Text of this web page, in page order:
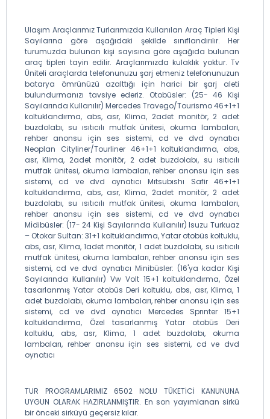
Ulaşım Araçlarımız Turlarımızda Kullanılan Araç Tipleri Kişi
Sayılarına göre aşağıdaki şekilde sınıflandırılır. Her
turumuzda bulunan kişi sayısına göre aşağıda bulunan
araç tipleri tayin edilir. Araçlarımızda kulaklık yoktur. Tv
Üniteli araçlarda telefonunuzu şarj etmeniz telefonunuzun
batarya ömrünüzü azalttığı için harici bir şarj aleti
bulundurmanızı tavsiye ederiz. Otobüsler: (25- 46 Kişi
Sayılarında Kullanılır) Mercedes Travego/Tourismo 46+1+1
koltuklandırma, abs, asr, Klima, 2adet monitör, 2 adet
buzdolabı, su ısıtıcılı mutfak ünitesi, okuma lambaları,
rehber anonsu için ses sistemi, cd ve dvd oynatıcı
Neoplan Cityliner/Tourliner 46+1+1 koltuklandırma, abs,
asr, Klima, 2adet monitör, 2 adet buzdolabı, su ısıtıcılı
mutfak ünitesi, okuma lambaları, rehber anonsu için ses
sistemi, cd ve dvd oynatıcı Mıtsubıshı Safir 46+1+1
koltuklandırma, abs, asr, Klima, 2adet monitör, 2 adet
buzdolabı, su ısıtıcılı mutfak ünitesi, okuma lambaları,
rehber anonsu için ses sistemi, cd ve dvd oynatıcı
Mİdibüsler: (17- 24 Kişi Sayılarında Kullanılır) Isuzu Turkuaz
– Otokar Sultan: 31+1 koltuklandırma, Yatar otobüs koltuklu,
abs, asr, Klima, 1adet monitör, 1 adet buzdolabı, su ısıtıcılı
mutfak ünitesi, okuma lambaları, rehber anonsu için ses
sistemi, cd ve dvd oynatıcı Minibüsler: (16'ya kadar Kişi
Sayılarında Kullanılır) Vw Volt 15+1 koltuklandırma, Özel
tasarlanmış Yatar otobüs Deri koltuklu, abs, asr, Klima, 1
adet buzdolabı, okuma lambaları, rehber anonsu için ses
sistemi, cd ve dvd oynatıcı Mercedes Sprınter 15+1
koltuklandırma, Özel tasarlanmış Yatar otobüs Deri
koltuklu, abs, asr, Klima, 1 adet buzdolabı, okuma
lambaları, rehber anonsu için ses sistemi, cd ve dvd
oynatıcı
TUR PROGRAMLARIMIZ 6502 NOLU TÜKETİCİ KANUNUNA
UYGUN OLARAK HAZIRLANMIŞTIR. En son yayımlanan sirkü
bir önceki sirküyü geçersiz kılar.